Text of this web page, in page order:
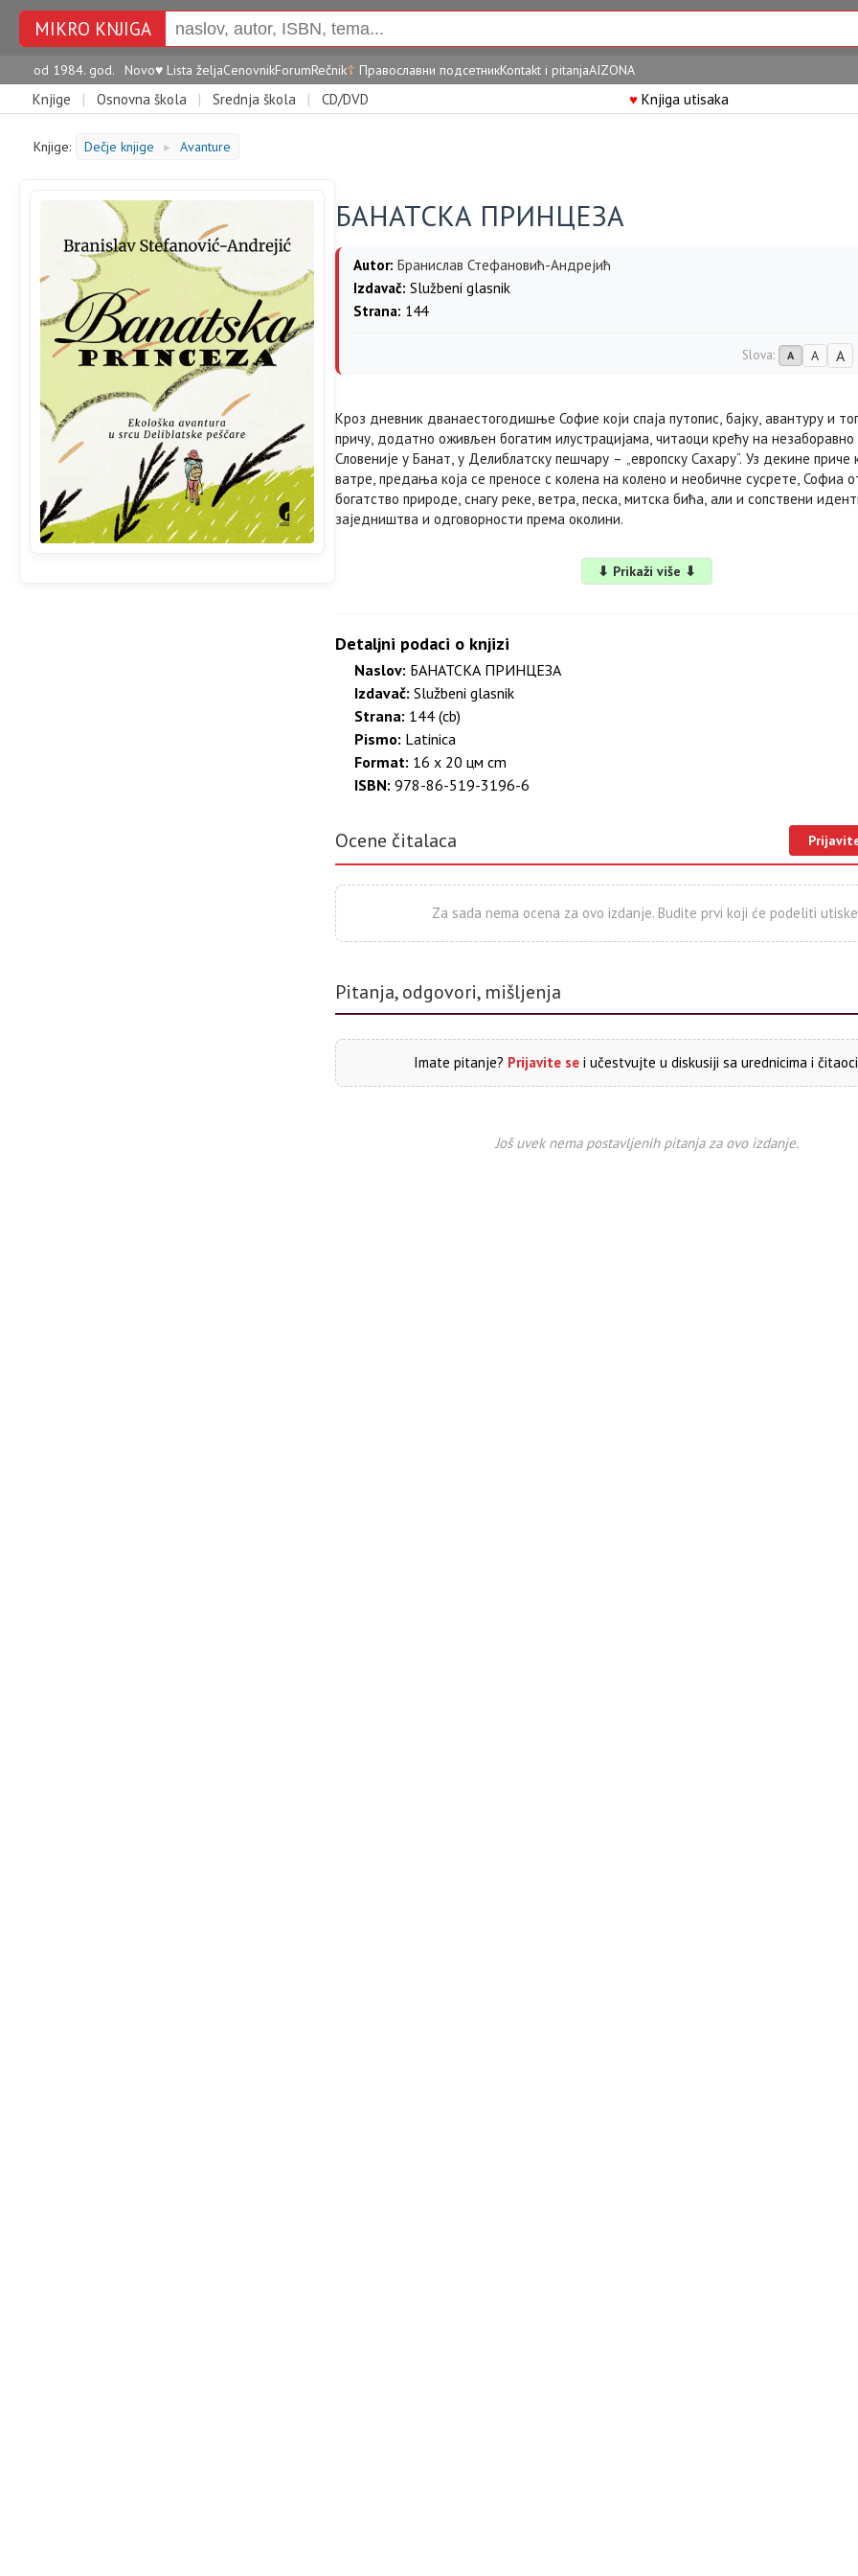
MIKRO KNJIGA
od 1984. god. Novo♥ Lista željaCenovnikForumRečnik☦ Православни подсетникKontakt i pitanjaAIZONA
Knjige | Osnovna škola | Srednja škola | CD/DVD ♥Knjiga utisaka
Knjige: Dečje knjige ► Avanture
БАНАТСКА ПРИНЦЕЗА
Autor: Бранислав Стефановић-Андрејић
Izdavač: Službeni glasnik
Strana: 144
Slova: A A A
Кроз дневник дванаестогодишње Софие који спаја путопис, бајку, авантуру и
причу, додатно оживљен богатим илустрацијама, читаоци крећу на
Словеније у Банат, у Делиблатску пешчару – „европску Сахару“. Уз декине приче
ватре, предања која се преносе с колена на колено и необичне сусрете, Софиа
богатство природе, снагу реке, ветра, песка, митска бића, али и сопствени
заједништва и одговорности према околини.
⬇ Prikaži više ⬇
Detaljni podaci o knjizi
Naslov: БАНАТСКА ПРИНЦЕЗА
Izdavač: Službeni glasnik
Strana: 144 (cb)
Pismo: Latinica
Format: 16 х 20 цм cm
ISBN: 978-86-519-3196-6
Ocene čitalaca
Za sada nema ocena za ovo izdanje. Budite prvi koji će podeliti
Pitanja, odgovori, mišljenja
Imate pitanje? Prijavite se i učestvujte u diskusiji sa urednicima i
Još uvek nema postavljenih pitanja za ovo izdanje.